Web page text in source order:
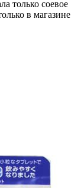
только соевое
в магазине